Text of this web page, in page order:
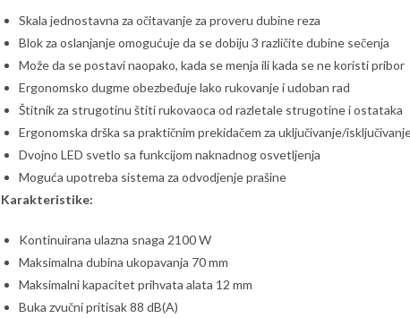
Skala jednostavna za očitavanje za proveru dubine reza
Blok za oslanjanje omogućuje da se dobiju 3 različite dubine sečenja
Može da se postavi naopako, kada se menja ili kada se ne koristi pribor
Ergonomsko dugme obezbeđuje lako rukovanje i udoban rad
Štitnik za strugotinu štiti rukovaoca od razletale strugotine i ostataka
Ergonomska drška sa praktičnim prekidačem za uključivanje/
Dvojno LED svetlo sa funkcijom naknadnog osvetljenja
Moguća upotreba sistema za odvodjenje prašine
Karakteristike:
Kontinuirana ulazna snaga 2100 W
Maksimalna dubina ukopavanja 70 mm
Maksimalni kapacitet prihvata alata 12 mm
Buka zvučni pritisak 88 dB(A)